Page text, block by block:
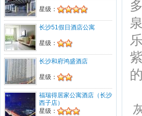
1375518****预订的长沙生态动物园门票
2张已经回传确认。请打印电子票前往。
订单编号为：201612****040。
1380736****预订的【长沙直飞】清凉一
夏--普吉岛梦幻亲子游7天5晚2张已经回
传确认。请打印电子票前往。订单编号
为：201607****434。
1587493****预订的【6天往返-纯净海
洋】长沙出发至海口双飞六日游2张已经
回传确认。请打印电子票前往。订单编号
为：201607****974。
星级：
长沙51假日酒店公寓
星级：
长沙和府鸿盛酒店
星级：
福瑞得居家公寓酒店（长沙
西子店）
星级：